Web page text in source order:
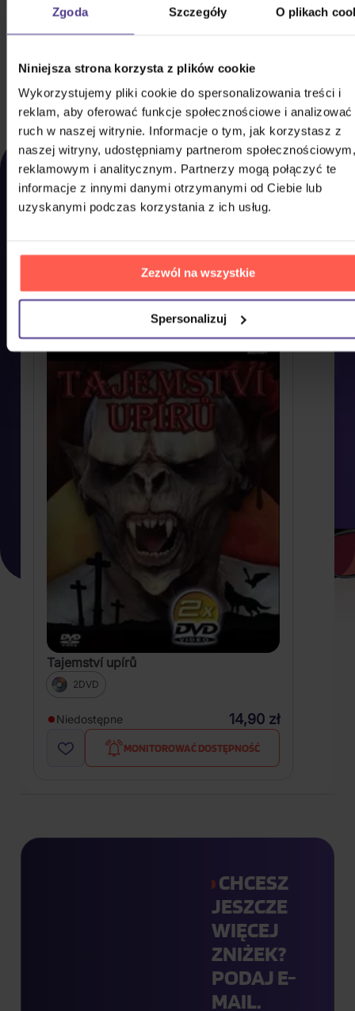
Zgoda Szczegóły O plikach
Niniejsza strona korzysta z plików cookie
Wykorzystujemy pliki cookie do spersonalizowania treści i
reklam, aby oferować funkcje społecznościowe i analizować
ruch w naszej witrynie. Informacje o tym, jak korzystasz z
naszej witryny, udostępniamy partnerom społecznościowym,
reklamowym i analitycznym. Partnerzy mogą połączyć te
informacje z innymi danymi otrzymanymi od Ciebie lub
uzyskanymi podczas korzystania z ich usług.
Zezwól na wszystkie
Spersonalizuj
Karel (Film Karel Gott)
Na magazynie 45,00 zł
DO KOSZYKA
OSTATNIO
WYŚWIETLANE
Zdecydowaliście się jednak na coś innego? Tutaj
Tajemství upírů
2DVD
Niedostępne 14,90 zł
MONITOROWAĆ DOSTĘPNOŚĆ
CHCESZ
JESZCZE
WIĘCEJ
ZNIŻEK?
PODAJ E-
MAIL.